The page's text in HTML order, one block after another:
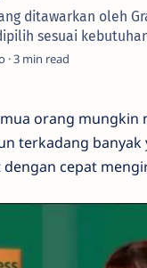
ditawarkan oleh
sesuai
3
orang mungkin
terkadang banyak
dengan cepat